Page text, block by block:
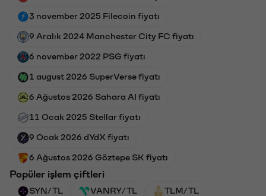
3 november 2025 Filecoin fiyatı
9 Aralık 2024 Manchester City FC fiyatı
6 november 2022 PSG fiyatı
1 august 2026 SuperVerse fiyatı
6 Ağustos 2026 Sahara AI fiyatı
11 Ocak 2025 Stellar fiyatı
9 Ocak 2026 dYdX fiyatı
6 Ağustos 2026 Göztepe SK fiyatı
Popüler işlem çiftleri
SYN/TL VANRY/TL TLM/TL